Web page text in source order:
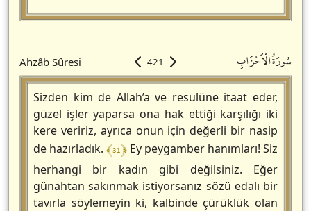
Ahzâb Sûresi 421 سُورَةُالْاَحْزَابِ
Sizden kim de Allah’a ve resulüne itaat eder,
güzel işler yaparsa ona hak ettiği karşılığı iki
kere veririz, ayrıca onun için değerli bir nasip
de hazırladık. ﴾ 31 ﴿ Ey peygamber hanımları! Siz
herhangi bir kadın gibi değilsiniz. Eğer
günahtan sakınmak istiyorsanız sözü edalı bir
tavırla söylemeyin ki, kalbinde çürüklük olan